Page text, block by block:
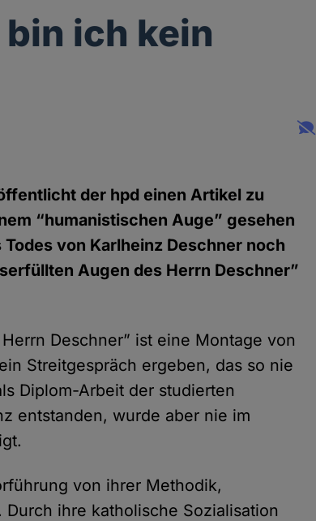
ich kein
der hpd einen Artikel zu
“humanistischen Auge” gesehen
von Karlheinz Deschner noch
Augen des Herrn Deschner”
Deschner” ist eine Montage von
Streitgespräch ergeben, das so nie
Diplom-Arbeit der studierten
entstanden, wurde aber nie im
von ihrer Methodik,
ihre katholische Sozialisation